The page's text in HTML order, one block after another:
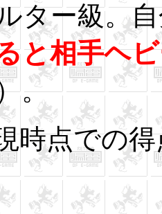
ター級。
と相手ヘ
。
時点での